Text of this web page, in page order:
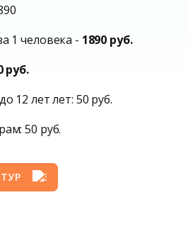
1 человека - 1890 руб.
руб.
12 лет лет: 50 руб.
50 руб.